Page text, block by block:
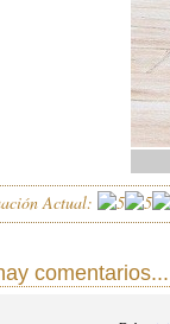
Actual: